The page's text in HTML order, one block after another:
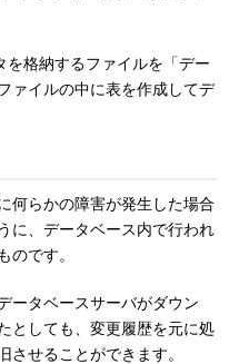
格納するファイルを「デー
ァイルの中に表を作成してデ
何らかの障害が発生した場合
に、データベース内で行われ
のです。
ータベースサーバがダウン
としても、変更履歴を元に処
させることができます。